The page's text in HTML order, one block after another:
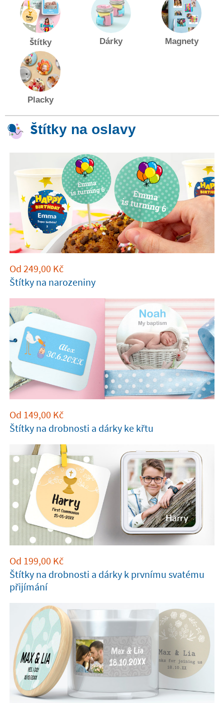
Štítky Dárky Magnety
Placky
Štítky na oslavy
Od 249,00 Kč
Štítky na narozeniny
Od 149,00 Kč
Štítky na drobnosti a dárky ke křtu
Od 199,00 Kč
Štítky na drobnosti a dárky k prvnímu svatému
přijímání